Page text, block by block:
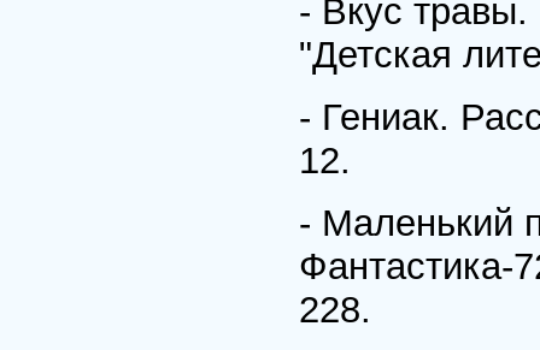
- Вкус
"Детская
- Гениак.
12.
- Маленький
Фантастика-
228.